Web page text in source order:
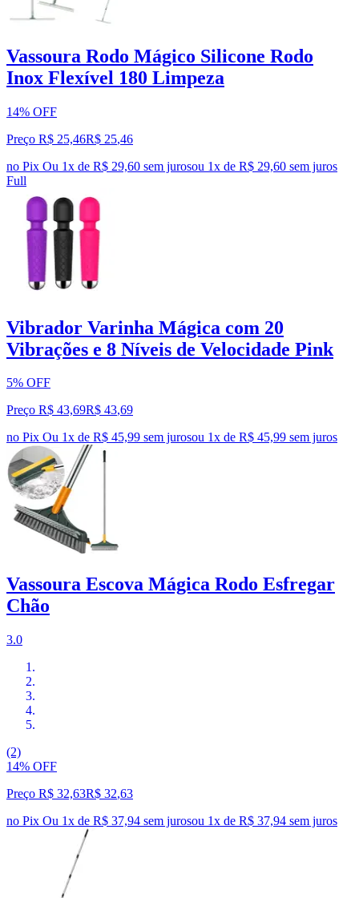
Vassoura Rodo Mágico Silicone Rodo
Inox Flexível 180 Limpeza
14% OFF
Preço R$ 25,46R$ 25,46
no Pix Ou 1x de R$ 29,60 sem jurosou 1x de R$ 29,60 sem juros
Full
Vibrador Varinha Mágica com 20
Vibrações e 8 Níveis de Velocidade Pink
5% OFF
Preço R$ 43,69R$ 43,69
no Pix Ou 1x de R$ 45,99 sem jurosou 1x de R$ 45,99 sem juros
Vassoura Escova Mágica Rodo Esfregar
Chão
3.0
(2)
14% OFF
Preço R$ 32,63R$ 32,63
no Pix Ou 1x de R$ 37,94 sem jurosou 1x de R$ 37,94 sem juros